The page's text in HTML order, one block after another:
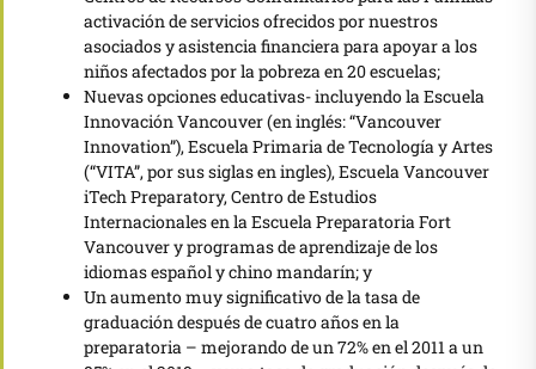
activación de servicios ofrecidos por nuestros
asociados y asistencia financiera para apoyar a los
niños afectados por la pobreza en 20 escuelas;
Nuevas opciones educativas- incluyendo la Escuela
Innovación Vancouver (en inglés: “Vancouver
Innovation”), Escuela Primaria de Tecnología y Artes
(“VITA”, por sus siglas en ingles), Escuela Vancouver
iTech Preparatory, Centro de Estudios
Internacionales en la Escuela Preparatoria Fort
Vancouver y programas de aprendizaje de los
idiomas español y chino mandarín; y
Un aumento muy significativo de la tasa de
graduación después de cuatro años en la
preparatoria – mejorando de un 72% en el 2011 a un